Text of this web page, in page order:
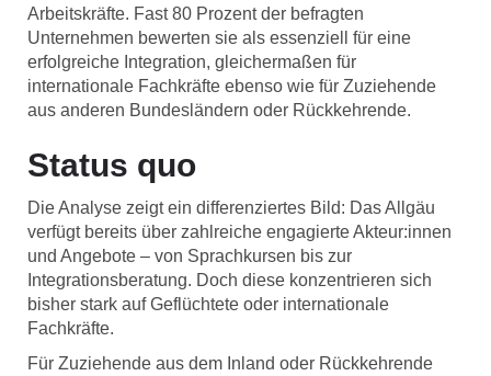
Arbeitskräfte. Fast 80 Prozent der befragten
Unternehmen bewerten sie als essenziell für eine
erfolgreiche Integration, gleichermaßen für
internationale Fachkräfte ebenso wie für Zuziehende
aus anderen Bundesländern oder Rückkehrende.
Status quo
Die Analyse zeigt ein differenziertes Bild: Das Allgäu
verfügt bereits über zahlreiche engagierte Akteur:innen
und Angebote – von Sprachkursen bis zur
Integrationsberatung. Doch diese konzentrieren sich
bisher stark auf Geflüchtete oder internationale
Fachkräfte.
Für Zuziehende aus dem Inland oder Rückkehrende